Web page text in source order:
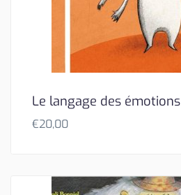
Le langage des émotions
€20,00